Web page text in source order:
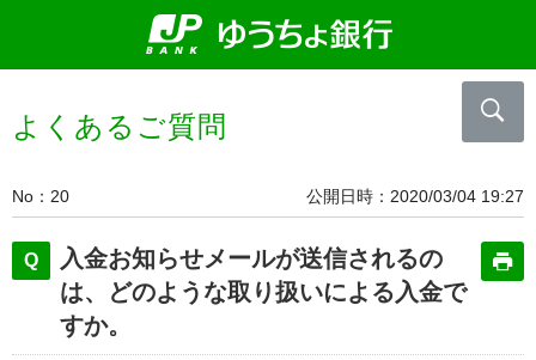
よくあるご質問
No 20 公開日時 2020/03/04 19:27
入金お知らせメールが送信されるの
は、どのような取り扱いによる入金で
すか。